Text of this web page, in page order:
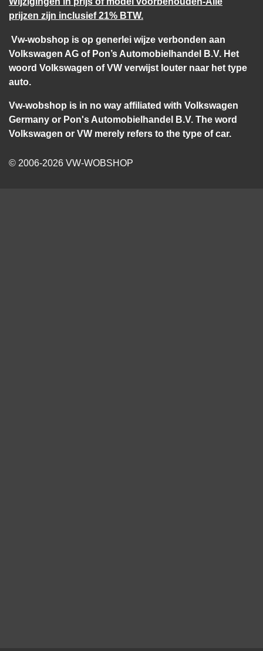
prijzen zijn inclusief 21% BTW.
Vw-wobshop is op generlei wijze verbonden aan
Volkswagen AG of Pon’s Automobielhandel B.V. Het
woord Volkswagen of VW verwijst louter naar het type
auto.
Vw-wobshop is in no way affiliated with Volkswagen
Germany or Pon's Automobielhandel B.V. The word
Volkswagen or VW merely refers to the type of car.
© 2006-2026 VW-WOBSHOP